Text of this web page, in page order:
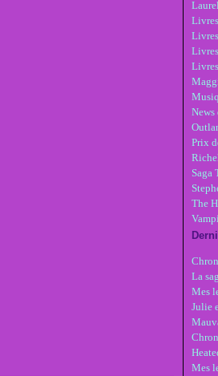
Livres
News
Prix
Saga
The
La
Mes
Julie
Mes